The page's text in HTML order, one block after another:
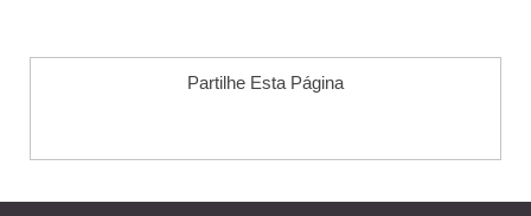
Partilhe Esta Página